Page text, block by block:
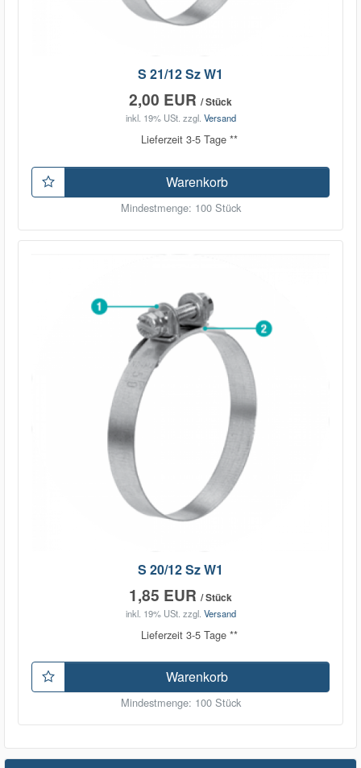
S 21/12 Sz W1
2,00 EUR / Stück
inkl. 19% USt. zzgl. Versand
Lieferzeit 3-5 Tage **
Warenkorb
Mindestmenge: 100 Stück
S 20/12 Sz W1
1,85 EUR / Stück
inkl. 19% USt. zzgl. Versand
Lieferzeit 3-5 Tage **
Warenkorb
Mindestmenge: 100 Stück